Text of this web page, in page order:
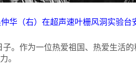
华（右）在超声速叶栅风洞实验台
。作为一位热爱祖国、热爱生活
。